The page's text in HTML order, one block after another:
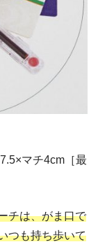
マチ4cm［最
チは、がま口で
つも持ち歩いて